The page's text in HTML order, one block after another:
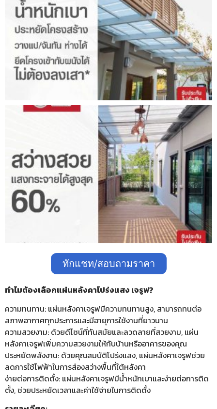
ทักแชท/สอบถามราคา
ทำไมต้องเลือกแผ่นหลังคาโปร่งแสง เจรูฟ?
ความทนทาน: แผ่นหลังคาเจรูฟมีความทนทานสูง, สามารถทนต่อ
สภาพอากาศทุกประการและมีอายุการใช้งานที่ยาวนาน
ความสวยงาม: ด้วยดีไซน์ที่ทันสมัยและลวดลายที่สวยงาม, แผ่น
หลังคาเจรูฟเพิ่มความสวยงามให้กับบ้านหรืออาคารของคุณ
ประหยัดพลังงาน: ด้วยคุณสมบัติโปร่งแสง, แผ่นหลังคาเจรูฟช่วย
ลดการใช้ไฟฟ้าในการส่องสว่างพื้นที่ใต้หลังคา
ง่ายต่อการติดตั้ง: แผ่นหลังคาเจรูฟมีน้ำหนักเบาและง่ายต่อการติด
ตั้ง, ช่วยประหยัดเวลาและค่าใช้จ่ายในการติดตั้ง